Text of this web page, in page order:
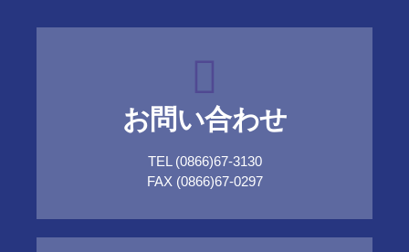
お問い合わせ
TEL (0866)67-3130
FAX (0866)67-0297